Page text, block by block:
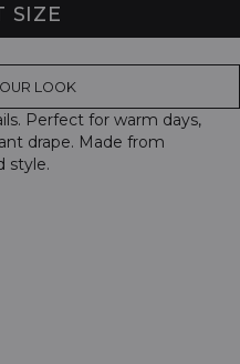
SIZE
LOOK
Perfect for warm days,
drape. Made from
style.